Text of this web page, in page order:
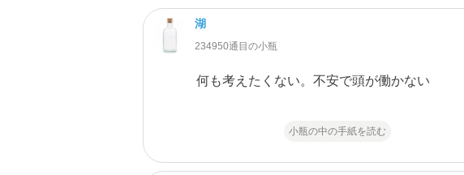
湖
234950通目の小瓶
何も考えたくない。不安で頭が働かない
小瓶の中の手紙を読む